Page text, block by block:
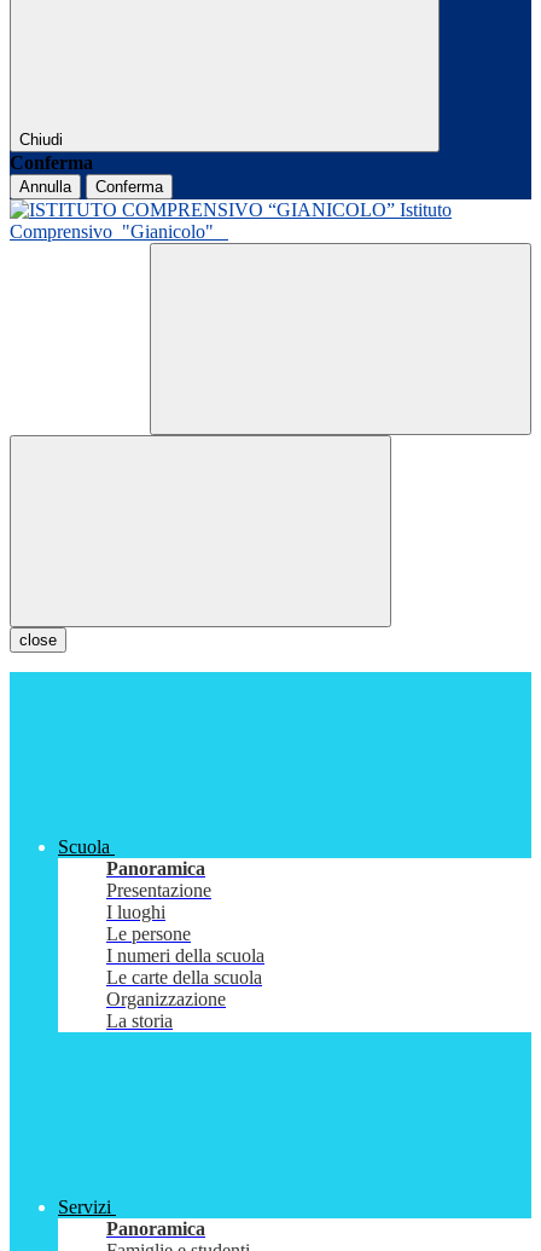
Chiudi
Conferma
Annulla Conferma
Istituto
Comprensivo "Gianicolo"
close
Scuola
Panoramica
Presentazione
I luoghi
Le persone
I numeri della scuola
Le carte della scuola
Organizzazione
La storia
Servizi
Panoramica